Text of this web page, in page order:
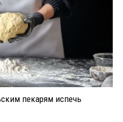
пекарям испечь